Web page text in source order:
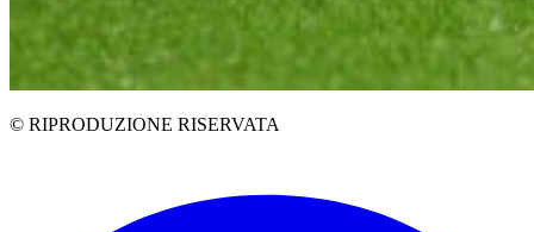
© RIPRODUZIONE RISERVATA